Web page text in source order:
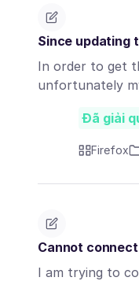
Since updating
In order to get
unfortunately
Đã giải
Firefox
Cannot
I am trying to